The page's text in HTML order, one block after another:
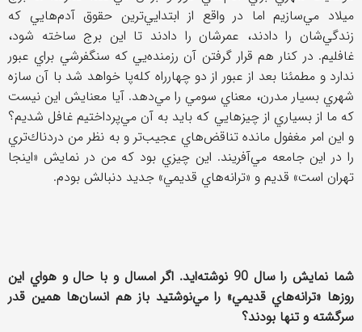
ميلاد مي‌سازيم اما در واقع از ابتدايي‌ترين حقوق آدم‌هايي كه
زندگي‌شان را دادند، عمرشان را دادند تا اين برج ساخته شود،
غافليم. در كنار هم قرار گرفتن آن رزمنده‌يي كه سنگفرشي براي عبور
ندارد و مطمئنا بعد از عبور از دو چهار‌راه كله‌پا خواهد شد با آن سازه‌
شهري بسيار مدرن، معناي سومي را مي‌دهد. آيا معنايش اين نيست
كه ما از بسياري از چيزهايي كه بايد به آن مي‌پرداختيم غافل شديم؟
و اين امر مغفول مانده تناقض‌هاي عجيب‌تر و به نظر من دردناك‌تري
را در اين جامعه مي‌آفريند. اين چيزي بود كه من در نمايش «اينجا
تهران است» قديم و «ترانه‌هاي قديمي» جديد دنبالش بودم.
شما نمايش را سال 90 نوشته‌ايد. اگر امسال و با حال و هواي اين
روزها «ترانه‌هاي قديمي» را مي‌نوشتيد باز هم انسان‌ها همين قدر
سرگشته و تنها بودند؟